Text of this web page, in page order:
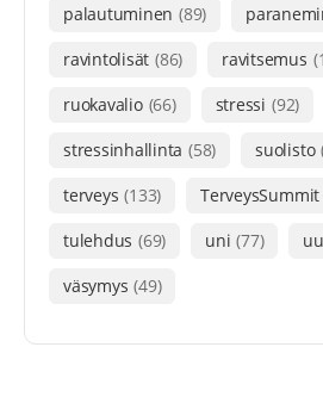
palautuminen (89)
ravintolisät (86) ravitsemus
ruokavalio (66) stressi (92)
stressinhallinta (58) suolisto
terveys (133) TerveysSummit
tulehdus (69) uni (77)
väsymys (49)